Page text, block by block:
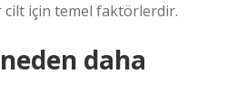
için temel faktörlerdir.
daha